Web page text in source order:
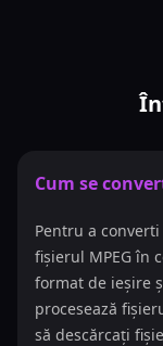
Cum se
Pentru a
fișierul MPEG în
format de ieșire
procesează
să descărcați